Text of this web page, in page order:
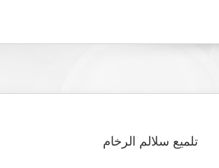
تلميع سلالم الرخام